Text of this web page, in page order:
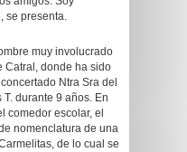
se presenta.
muy involucrado
Catral, donde ha sido
Ntra Sra del
durante 9 años. En
comedor escolar, el
nomenclatura de una
de lo cual se